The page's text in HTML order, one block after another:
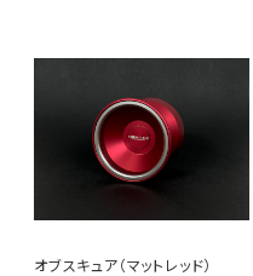
オブスキュア（マットレッド）